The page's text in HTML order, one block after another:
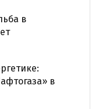
в
в